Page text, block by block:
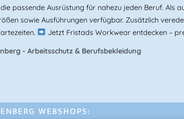
passende Ausrüstung für nahezu jeden Beruf. Als
sowie Ausführungen verfügbar. Zusätzlich
Jetzt Fristads Workwear entdecken –
- Arbeitsschutz & Berufsbekleidung
WEBSHOPS: